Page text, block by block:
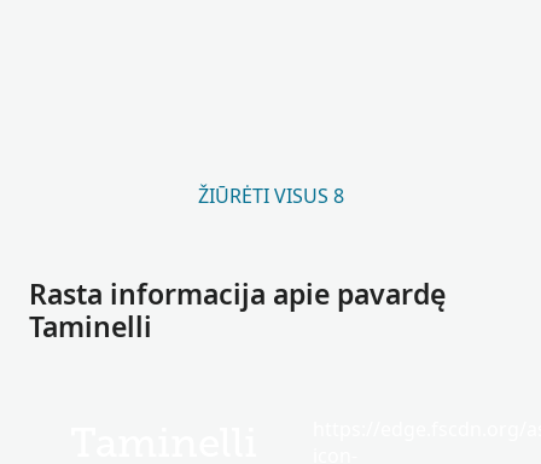
ŽIŪRĖTI VISUS 8
Rasta informacija apie pavardę
Taminelli